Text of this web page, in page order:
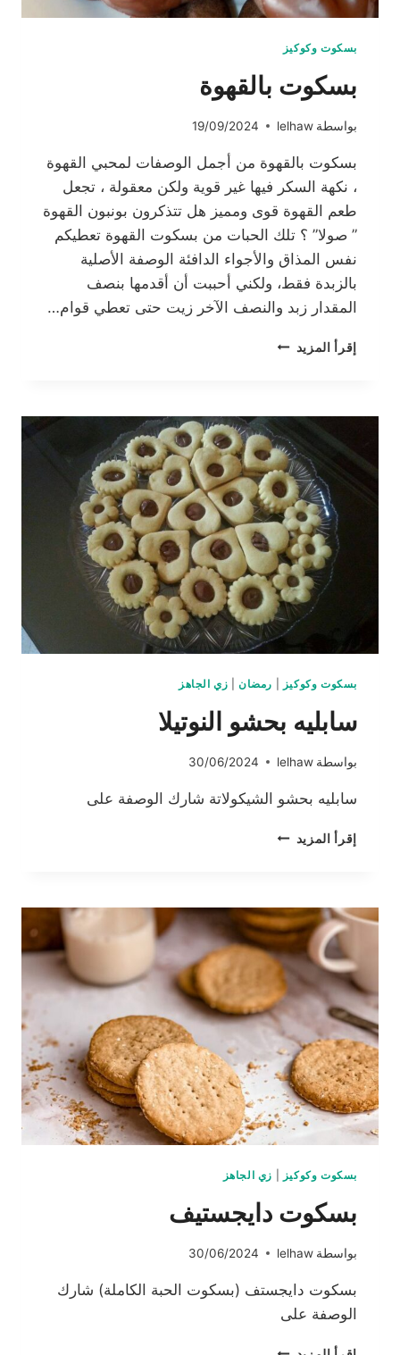
بسكوت وكوكيز
بسكوت بالقهوة
بواسطة lelhaw
19/09/2024
بسكوت بالقهوة من أجمل الوصفات لمحبي القهوة
، نكهة السكر فيها غير قوية ولكن معقولة ، تجعل
طعم القهوة قوى ومميز هل تتذكرون بونبون القهوة
” صولا” ؟ تلك الحبات من بسكوت القهوة تعطيكم
نفس المذاق والأجواء الدافئة الوصفة الأصلية
بالزبدة فقط، ولكني أحببت أن أقدمها بنصف
المقدار زبد والنصف الآخر زيت حتى تعطي قوام…
إقرأ المزيد بسكوت
بسكوت وكوكيز رمضان| زي الجاهز
سابليه بحشو النوتيلا
بواسطة lelhaw
30/06/2024
سابليه بحشو الشيكولاتة شارك الوصفة على
إقرأ المزيد سابليه
بسكوت وكوكيز زي الجاهز
بسكوت دايجستيف
بواسطة lelhaw
30/06/2024
بسكوت دايجستف (بسكوت الحبة الكاملة) شارك
الوصفة على
بسكوت